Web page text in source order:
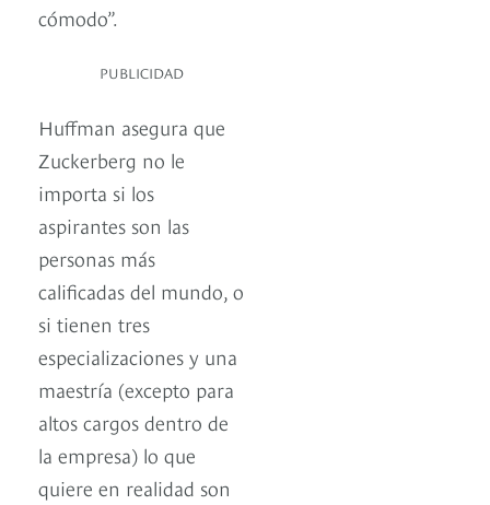
cómodo”.
PUBLICIDAD
Huffman asegura que
Zuckerberg no le
importa si los
aspirantes son las
personas más
calificadas del mundo, o
si tienen tres
especializaciones y una
maestría (excepto para
altos cargos dentro de
la empresa) lo que
quiere en realidad son